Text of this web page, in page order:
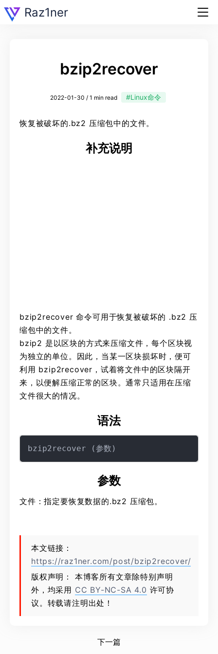
Raz1ner
bzip2recover
2022-01-30 / 1 min read #Linux命令
恢复被破坏的.bz2 压缩包中的文件。
补充说明
bzip2recover 命令可用于恢复被破坏的 .bz2 压
缩包中的文件。
bzip2 是以区块的方式来压缩文件，每个区块视
为独立的单位。因此，当某一区块损坏时，便可
利用 bzip2recover，试着将文件中的区块隔开
来，以便解压缩正常的区块。通常只适用在压缩
文件很大的情况。
语法
参数
文件：指定要恢复数据的.bz2 压缩包。
本文链接：
https://raz1ner.com/post/bzip2recover/
版权声明： 本博客所有文章除特别声明
外，均采用 CC BY-NC-SA 4.0 许可协
议。转载请注明出处！
下一篇